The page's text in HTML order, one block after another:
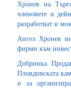
Хронев на
членовете и
разработват и
Ангел Хронев
фирми към
Добринка
Пловдивската
и за